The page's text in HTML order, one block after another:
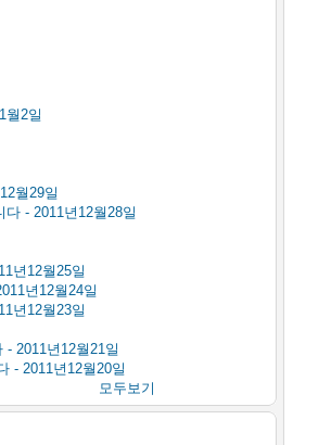
월2일
월29일
- 2011년12월28일
년12월25일
년12월24일
년12월23일
2011년12월21일
- 2011년12월20일
모두보기